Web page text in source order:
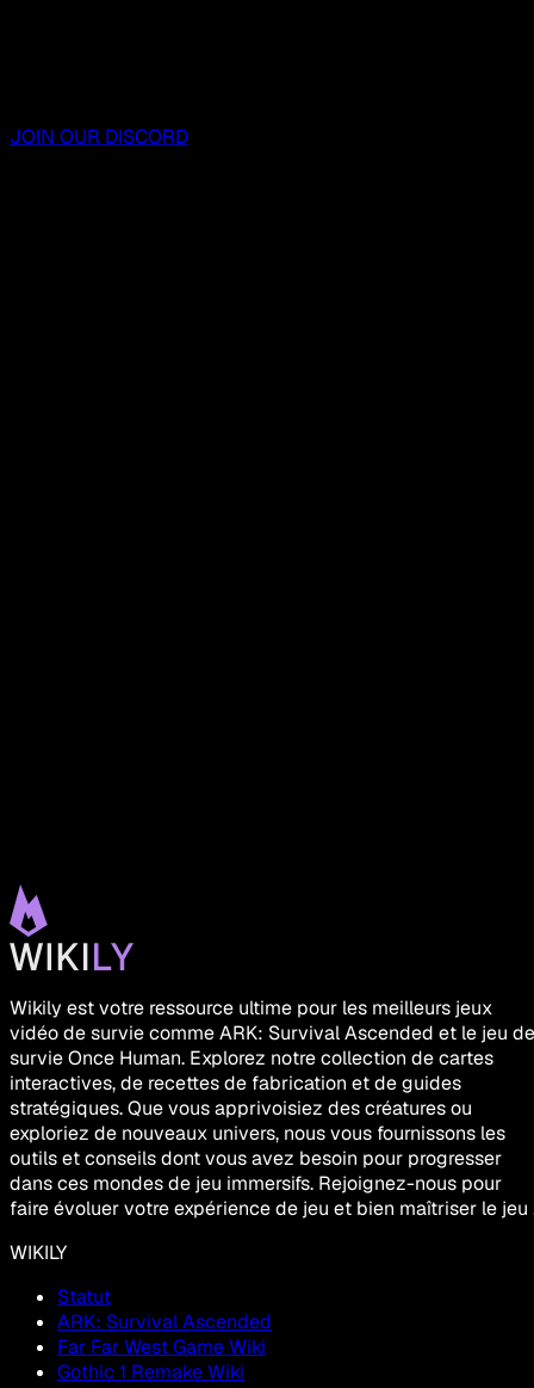
JOIN OUR DISCORD
Wikily est votre ressource ultime pour les meilleurs jeux
vidéo de survie comme ARK: Survival Ascended et le jeu de
survie Once Human. Explorez notre collection de cartes
interactives, de recettes de fabrication et de guides
stratégiques. Que vous apprivoisiez des créatures ou
exploriez de nouveaux univers, nous vous fournissons les
outils et conseils dont vous avez besoin pour progresser
dans ces mondes de jeu immersifs. Rejoignez-nous pour
faire évoluer votre expérience de jeu et bien maîtriser le jeu
WIKILY
Statut
ARK: Survival Ascended
Far Far West Game Wiki
Gothic 1 Remake Wiki